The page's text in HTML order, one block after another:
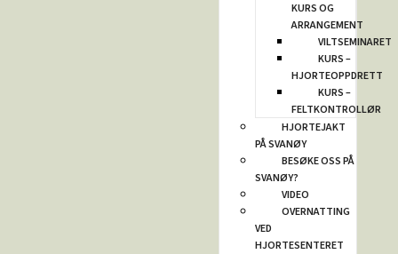
KURS OG
ARRANGEMENT
VILTSEMINARET
KURS –
HJORTEOPPDRETT
KURS –
FELTKONTROLLØR
HJORTEJAKT
PÅ SVANØY
BESØKE OSS PÅ
SVANØY?
VIDEO
OVERNATTING
VED
HJORTESENTERET